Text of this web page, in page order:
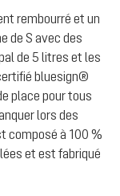
rembourré et un
de S avec des
de 5 litres et les
bluesign®
place pour tous
lors des
composé à 100 %
et est fabriqué